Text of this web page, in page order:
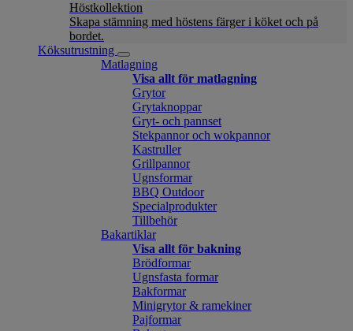
Höstkollektion
Skapa stämning med höstens färger i köket och på
bordet.
Köksutrustning
Matlagning
Visa allt för matlagning
Grytor
Grytaknoppar
Gryt- och pannset
Stekpannor och wokpannor
Kastruller
Grillpannor
Ugnsformar
BBQ Outdoor
Specialprodukter
Tillbehör
Bakartiklar
Visa allt för bakning
Brödformar
Ugnsfasta formar
Bakformar
Minigrytor & ramekiner
Pajformar